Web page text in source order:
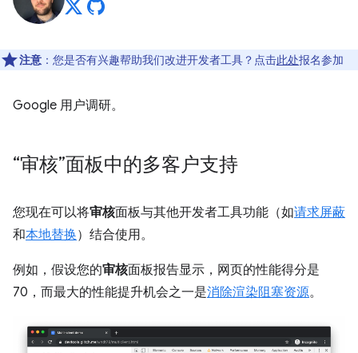
注意 ：您是否有兴趣帮助我们改进开发者工具？点击此处报名参加
Google 用户调研。
“审核”面板中的多客户支持
您现在可以将审核面板与其他开发者工具功能（如请求屏蔽
和本地替换）结合使用。
例如，假设您的审核面板报告显示，网页的性能得分是
70，而最大的性能提升机会之一是消除渲染阻塞资源。